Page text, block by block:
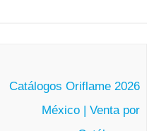
Catálogos Oriflame 2026
México | Venta por